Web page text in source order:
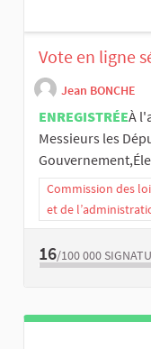
Vote en ligne
Jean BONCHE
ENREGISTRÉE​À
Messieurs les
Gouvernement,
Commission des
et de
16/100 000